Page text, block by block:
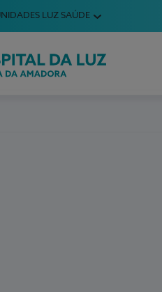
LUZ SAÚDE
Clínica da Amadora